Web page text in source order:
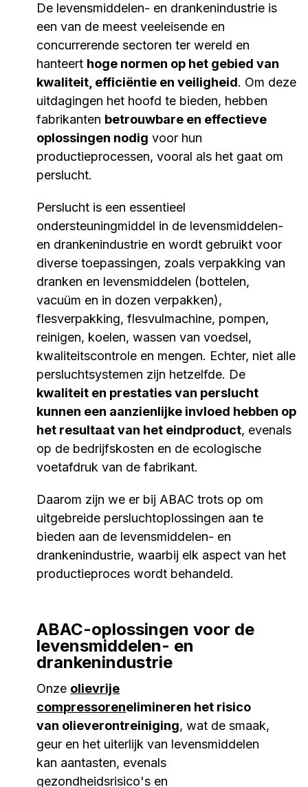
De levensmiddelen- en drankenindustrie is
een van de meest veeleisende en
concurrerende sectoren ter wereld en
hanteert hoge normen op het gebied van
kwaliteit, efficiëntie en veiligheid. Om deze
uitdagingen het hoofd te bieden, hebben
fabrikanten betrouwbare en effectieve
oplossingen nodig voor hun
productieprocessen, vooral als het gaat om
perslucht.
Perslucht is een essentieel
ondersteuningmiddel in de levensmiddelen-
en drankenindustrie en wordt gebruikt voor
diverse toepassingen, zoals verpakking van
dranken en levensmiddelen (bottelen,
vacuüm en in dozen verpakken),
flesverpakking, flesvulmachine, pompen,
reinigen, koelen, wassen van voedsel,
kwaliteitscontrole en mengen. Echter, niet alle
persluchtsystemen zijn hetzelfde. De
kwaliteit en prestaties van perslucht
kunnen een aanzienlijke invloed hebben op
het resultaat van het eindproduct, evenals
op de bedrijfskosten en de ecologische
voetafdruk van de fabrikant.
Daarom zijn we er bij ABAC trots op om
uitgebreide persluchtoplossingen aan te
bieden aan de levensmiddelen- en
drankenindustrie, waarbij elk aspect van het
productieproces wordt behandeld.
ABAC-oplossingen voor de
levensmiddelen- en
drankenindustrie
Onze olievrije
compressorenelimineren het risico
van olieverontreiniging, wat de smaak,
geur en het uiterlijk van levensmiddelen
kan aantasten, evenals
gezondheidsrisico's en